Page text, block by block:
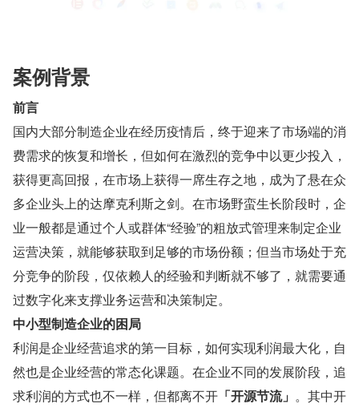
案例背景
前言
国内大部分制造企业在经历疫情后，终于迎来了市场端的消
费需求的恢复和增长，但如何在激烈的竞争中以更少投入，
获得更高回报，在市场上获得一席生存之地，成为了悬在众
多企业头上的达摩克利斯之剑。在市场野蛮生长阶段时，企
业一般都是通过个人或群体“经验”的粗放式管理来制定企业
运营决策，就能够获取到足够的市场份额；但当市场处于充
分竞争的阶段，仅依赖人的经验和判断就不够了，就需要通
过数字化来支撑业务运营和决策制定。
中小型制造企业的困局
利润是企业经营追求的第一目标，如何实现利润最大化，自
然也是企业经营的常态化课题。在企业不同的发展阶段，追
求利润的方式也不一样，但都离不开 「开源节流」 。其中开